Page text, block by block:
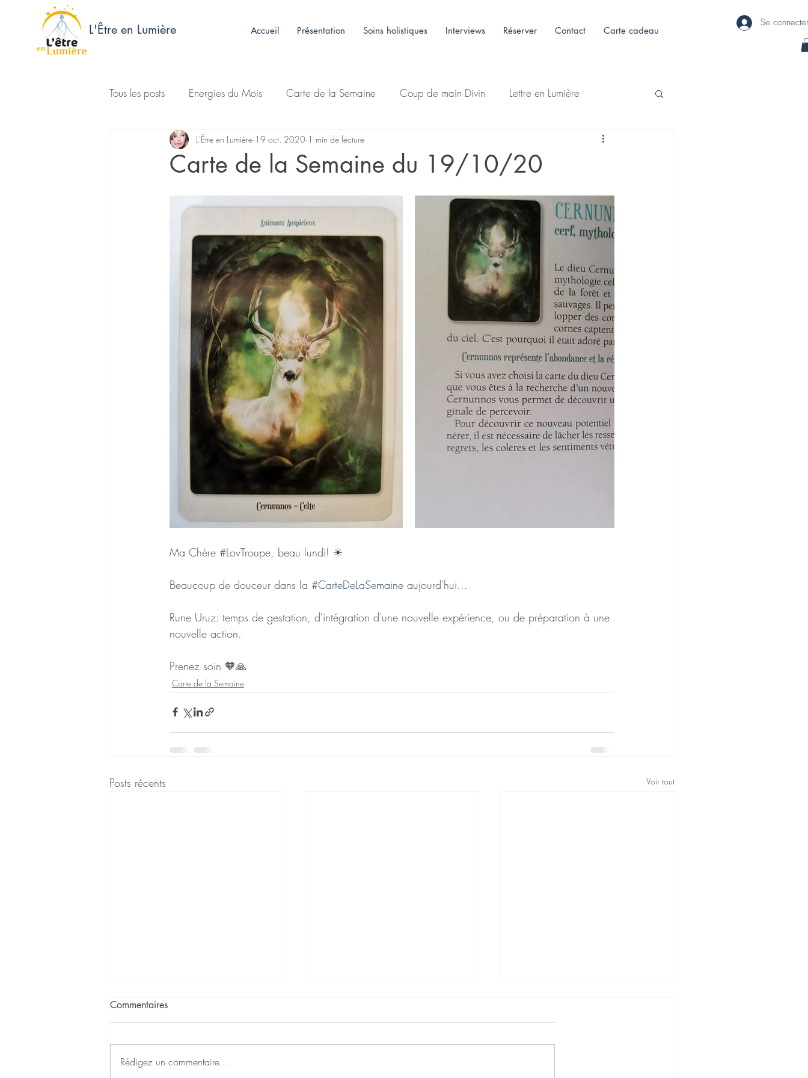
L'Être en Lumière Se
Accueil Présentation Soins holistiques Interviews Réserver Contact Carte cadeau
Tous les posts Energies du Mois Carte de la Semaine Coup de main Divin Lettre en Lumière
Carte de la Semaine du 19/10/20
L'Être en Lumière 19 oct. 2020 1 min de lecture
Ma Chère #LovTroupe , beau lundi! ☀
Beaucoup de douceur dans la #CarteDeLaSemaine aujourd'hui...
Rune Uruz: temps de gestation, d'intégration d'une nouvelle expérience, ou de préparation à une
nouvelle action.
Prenez soin 🧡🙏
Carte de la Semaine
Posts récents Voir tout
Commentaires
Rédigez un commentaire...